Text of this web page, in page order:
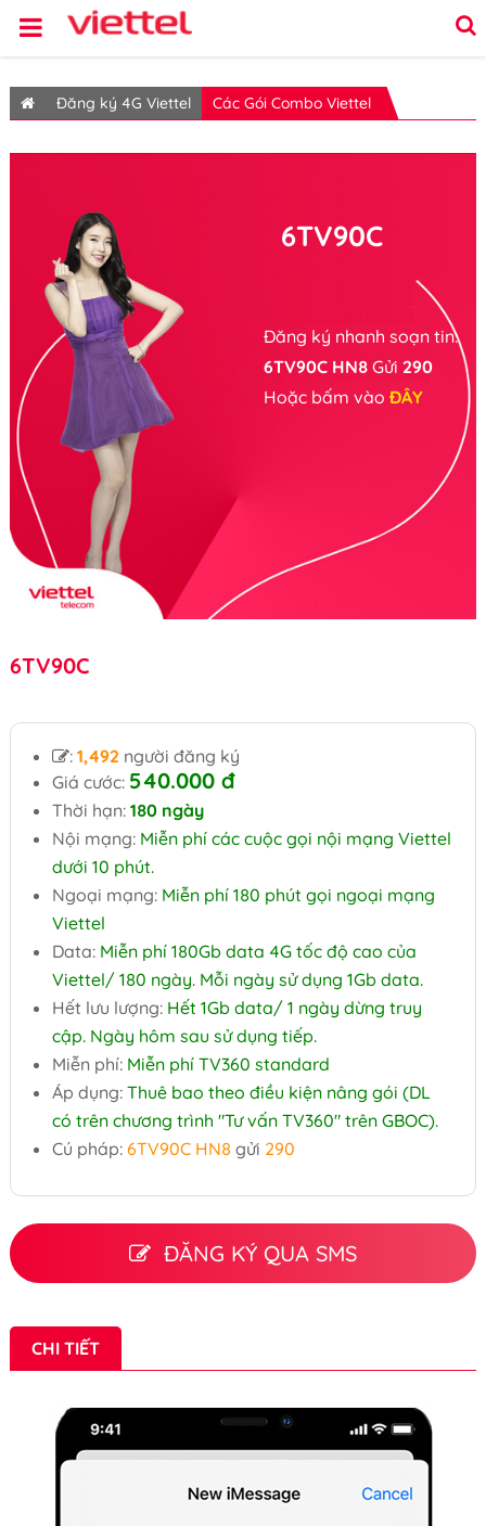
Đăng ký 4G Viettel Các Gói Combo Viettel
6TV90C
Đăng ký nhanh soạn tin:
6TV90C HN8Gửi 290
Hoặc bấm vào ĐÂY
6TV90C
: 1,492 người đăng ký
Giá cước: 540.000 đ
Thời hạn: 180 ngày
Nội mạng:Miễn phí các cuộc gọi nội mạng Viettel
dưới 10 phút.
Ngoại mạng: Miễn phí 180 phút gọi ngoại mạng
Viettel
Data: Miễn phí 180Gb data 4G tốc độ cao của
Viettel/ 180 ngày. Mỗi ngày sử dụng 1Gb data.
Hết lưu lượng:Hết 1Gb data/ 1 ngày dừng truy
cập. Ngày hôm sau sử dụng tiếp.
Miễn phí:Miễn phí TV360 standard
Áp dụng: Thuê bao theo điều kiện nâng gói (DL
có trên chương trình "Tư vấn TV360" trên GBOC).
Cú pháp: 6TV90C HN8 gửi 290
ĐĂNG KÝ QUA SMS
CHI TIẾT